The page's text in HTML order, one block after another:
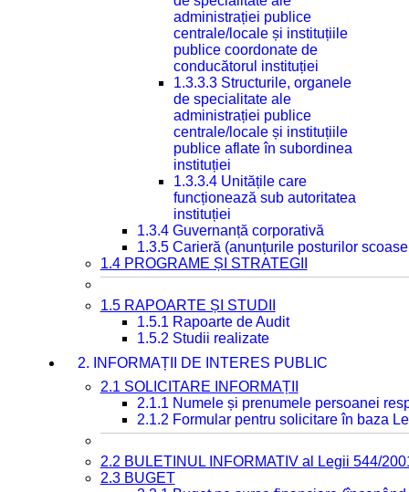
administrației publice
centrale/locale și instituțiile
publice coordonate de
conducătorul instituției
1.3.3.3 Structurile, organele
de specialitate ale
administrației publice
centrale/locale și instituțiile
publice aflate în subordinea
instituției
1.3.3.4 Unitățile care
funcționează sub autoritatea
instituției
1.3.4 Guvernanță corporativă
1.3.5 Carieră (anunțurile posturilor
1.4 PROGRAME ȘI STRATEGII
1.5 RAPOARTE ȘI STUDII
1.5.1 Rapoarte de Audit
1.5.2 Studii realizate
2. INFORMAȚII DE INTERES PUBLIC
2.1 SOLICITARE INFORMAȚII
2.1.1 Numele și prenumele persoanei
2.1.2 Formular pentru solicitare în baza
2.2 BULETINUL INFORMATIV al Legii 544/
2.3 BUGET